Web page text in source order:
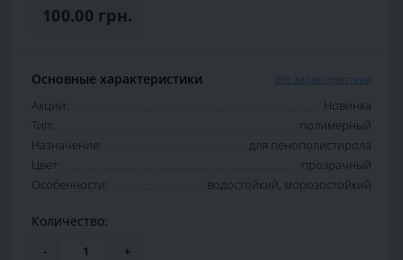
100.00 грн.
Основные характеристики Все характеристики
Акции:
Новинка
Тип:
полимерный
Назначение:
для пенополистирола
Цвет:
прозрачный
Особенности:
водостойкий, морозостойкий
Количество:
- +